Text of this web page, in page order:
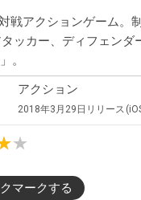
アクションゲーム。
ッカー、ディフェンダ
。
アクション
2018年3月29日 リリース
マークする